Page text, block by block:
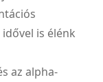
is élénk
az alpha-